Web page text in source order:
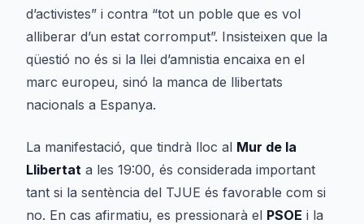
d’activistes” i contra “tot un poble que es vol
alliberar d’un estat corromput”. Insisteixen que la
qüestió no és si la llei d’amnistia encaixa en el
marc europeu, sinó la manca de llibertats
nacionals a Espanya.
La manifestació, que tindrà lloc al Mur de la
Llibertat a les 19:00, és considerada important
tant si la sentència del TJUE és favorable com si
no. En cas afirmatiu, es pressionarà el PSOE i la